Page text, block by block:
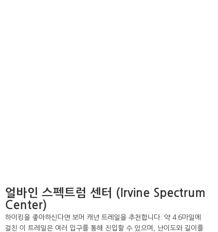
얼바인 스펙트럼 센터 (Irvine Spectrum
Center)
하이킹을 좋아하신다면 보머 캐년 트레일을 추천합니다. 약 4.6마일에
걸친 이 트레일은 여러 입구를 통해 진입할 수 있으며, 난이도와 길이를